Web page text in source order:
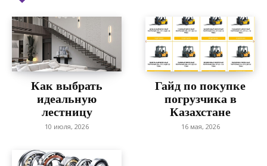
Как выбрать
идеальную
лестницу
10 июля, 2026
Гайд по покупке
погрузчика в
Казахстане
16 мая, 2026